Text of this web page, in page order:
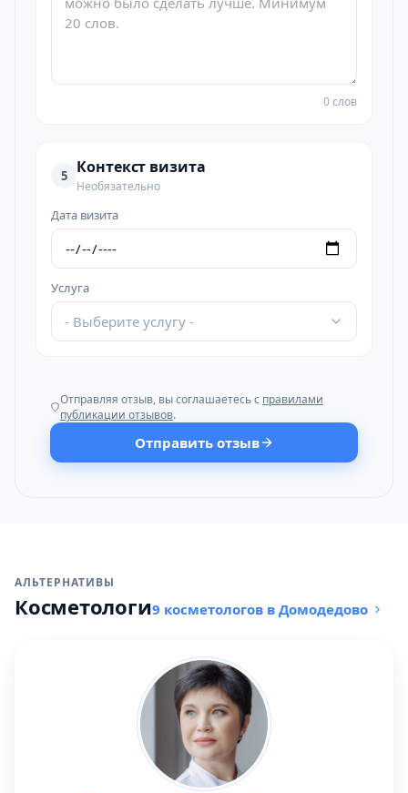
0 слов
5 Контекст визита
Необязательно
Дата визита
Услуга
- Выберите услугу -
Отправляя отзыв, вы соглашаетесь с правилами
публикации отзывов.
Отправить отзыв
АЛЬТЕРНАТИВЫ
Косметологи9 косметологов в Домодедово